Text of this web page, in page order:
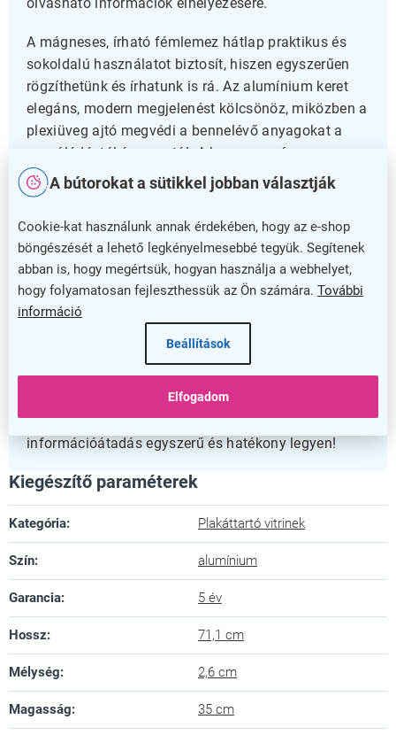
A bútorokat a sütikkel jobban választják
Cookie-kat használunk annak érdekében, hogy az e-shop
böngészését a lehető legkényelmesebbé tegyük. Segítenek
abban is, hogy megértsük, hogyan használja a webhelyet,
hogy folyamatosan fejleszthessük az Ön számára. További
információ
Beállítások
Elfogadom
A mágneses, írható fémlemez hátlap praktikus és
sokoldalú használatot biztosít, hiszen egyszerűen
rögzíthetünk és írhatunk is rá. Az alumínium keret
elegáns, modern megjelenést kölcsönöz, miközben a
plexiüveg ajtó megvédi a bennelévő anyagokat a
rongálódástól és a portól. A hengeres zár
biztonságossá teszi az információk megőrzését, így
csak az arra jogosultak férhetnek hozzá.
Üzleti hatékonyság és megbízhatóság
Ez az információs kirakat hosszú távon is
megbízható társa lesz üzleti vagy oktatási
információk mindig rendezetten és láthatóan
legyenek kihelyezve. Válassza Ön is ezt a
funkcionális és esztétikus megoldást, hogy az
információátadás egyszerű és hatékony legyen!
Kiegészítő paraméterek
Kategória: Plakáttartó vitrinek
Szín: alumínium
Garancia: 5 év
Hossz: 71,1 cm
Mélység: 2,6 cm
Magasság: 35 cm